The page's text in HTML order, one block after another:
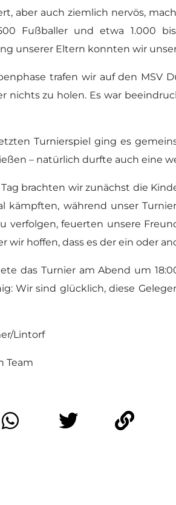
aber auch ziemlich nervös,
Fußballer und etwa 1.000
unserer Eltern konnten wir
trafen wir auf den MSV
nichts zu holen. Es war
Turnierspiel ging es
– natürlich durfte auch eine
brachten wir zunächst die
kämpften, während unser
verfolgen, feuerten unsere
wir hoffen, dass es der ein oder
das Turnier am Abend um
Wir sind glücklich, diese
Lintorf
Team